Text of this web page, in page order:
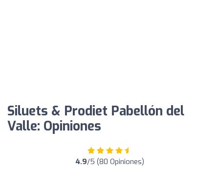
Siluets & Prodiet Pabellón del
Valle: Opiniones
4.9/5 (80 Opiniones)